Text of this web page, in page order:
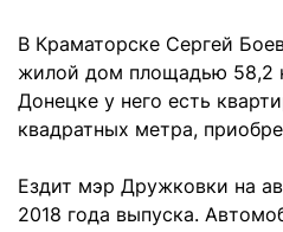
В Краматорске Сергей
жилой дом площадью 58,2
Донецке у него есть
квадратных метра,
Ездит мэр Дружковки на
2018 года выпуска.